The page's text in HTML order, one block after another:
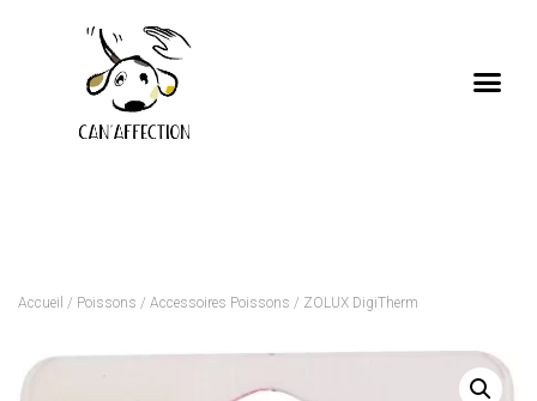
Accueil / Poissons / Accessoires Poissons / ZOLUX DigiTherm